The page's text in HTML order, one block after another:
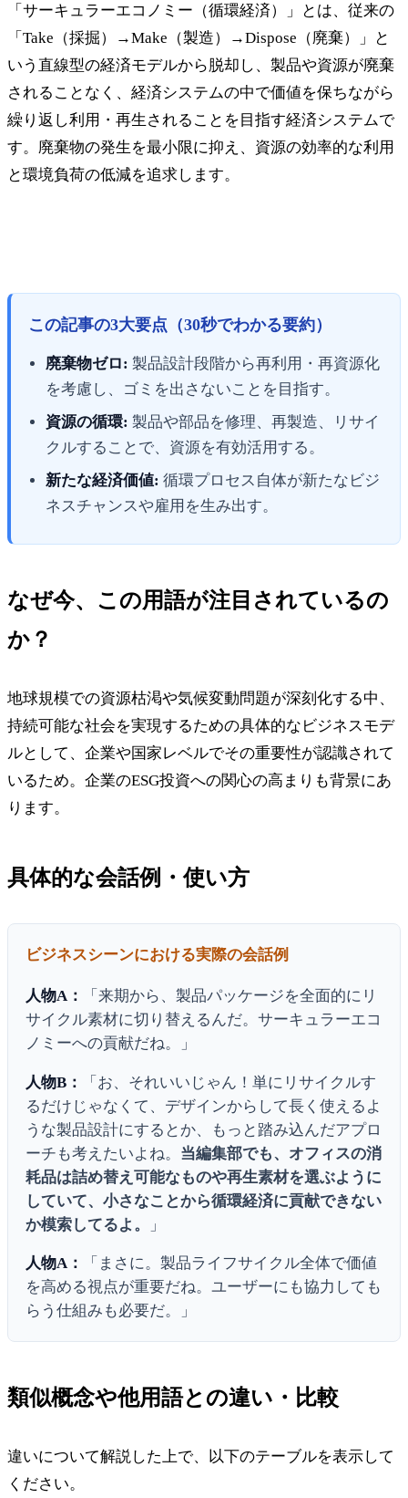
「サーキュラーエコノミー（循環経済）」とは、従来の
「Take（採掘）→Make（製造）→Dispose（廃棄）」と
いう直線型の経済モデルから脱却し、製品や資源が廃棄
されることなく、経済システムの中で価値を保ちながら
繰り返し利用・再生されることを目指す経済システムで
す。廃棄物の発生を最小限に抑え、資源の効率的な利用
と環境負荷の低減を追求します。
この記事の3大要点（30秒でわかる要約）
廃棄物ゼロ: 製品設計段階から再利用・再資源化
を考慮し、ゴミを出さないことを目指す。
資源の循環: 製品や部品を修理、再製造、リサイ
クルすることで、資源を有効活用する。
新たな経済価値: 循環プロセス自体が新たなビジ
ネスチャンスや雇用を生み出す。
なぜ今、この用語が注目されているの
か？
地球規模での資源枯渇や気候変動問題が深刻化する中、
持続可能な社会を実現するための具体的なビジネスモデ
ルとして、企業や国家レベルでその重要性が認識されて
いるため。企業のESG投資への関心の高まりも背景にあ
ります。
具体的な会話例・使い方
ビジネスシーンにおける実際の会話例
人物A：
「来期から、製品パッケージを全面的にリ
サイクル素材に切り替えるんだ。サーキュラーエコ
ノミーへの貢献だね。」
人物B：
「お、それいいじゃん！単にリサイクルす
るだけじゃなくて、デザインからして長く使えるよ
うな製品設計にするとか、もっと踏み込んだアプロ
ーチも考えたいよね。 当編集部でも、オフィスの消
耗品は詰め替え可能なものや再生素材を選ぶように
していて、小さなことから循環経済に貢献できない
か模索してるよ。
」
人物A：
「まさに。製品ライフサイクル全体で価値
を高める視点が重要だね。ユーザーにも協力しても
らう仕組みも必要だ。」
類似概念や他用語との違い・比較
違いについて解説した上で、以下のテーブルを表示して
ください。